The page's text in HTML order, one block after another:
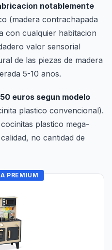
notablemente
(madera contrachapada
con cualquier habitacion
valor sensorial
de las piezas de madera
5-10 anos.
euros segun modelo
plastico convencional).
plastico mega-
no cantidad de
PREMIUM